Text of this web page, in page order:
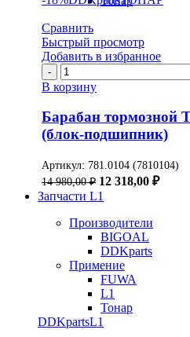
Сравнить
Быстрый просмотр
Добавить в избранное
Количество
товара
Барабан
тормозной
ТОНАР
90422-
(блок-
подшипник)
В корзину
Барабан тормозной
(блок-подшипник)
Артикул: 781.0104 (7810104)
14 980,00₽ Первоначальная
цена
составляла
14
980,00 ₽.
12 318,00 ₽
Запчасти L1
Производители
BIGOAL
DDKparts
Примение
FUWA
L1
Тонар
DDKpartsL1